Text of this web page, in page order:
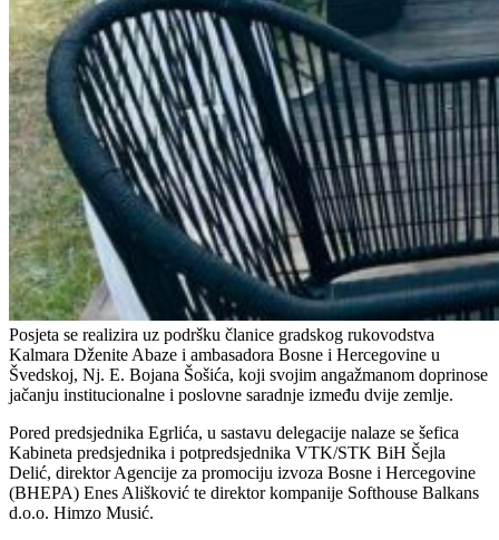
Posjeta se realizira uz podršku članice gradskog rukovodstva
Kalmara Dženite Abaze i ambasadora Bosne i Hercegovine u
Švedskoj, Nj. E. Bojana Šošića, koji svojim angažmanom doprinose
jačanju institucionalne i poslovne saradnje između dvije zemlje.
Pored predsjednika Egrlića, u sastavu delegacije nalaze se šefica
Kabineta predsjednika i potpredsjednika VTK/STK BiH Šejla
Delić, direktor Agencije za promociju izvoza Bosne i Hercegovine
(BHEPA) Enes Ališković te direktor kompanije Softhouse Balkans
d.o.o. Himzo Musić.